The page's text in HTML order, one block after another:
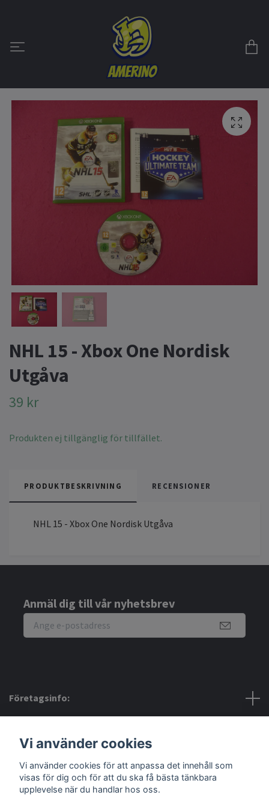
NHL 15 - Xbox One Nordisk
Utgåva
39 kr
Produkten ej tillgänglig för tillfället.
PRODUKTBESKRIVNING RECENSIONER
NHL 15 - Xbox One Nordisk Utgåva
Anmäl dig till vår nyhetsbrev
Företagsinfo:
Sociala medier
Vi använder cookies
Vi använder cookies för att anpassa det innehåll som
visas för dig och för att du ska få bästa tänkbara
upplevelse när du handlar hos oss.